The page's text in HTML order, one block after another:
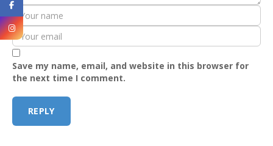
Save my name, email, and website in this browser for
the next time I comment.